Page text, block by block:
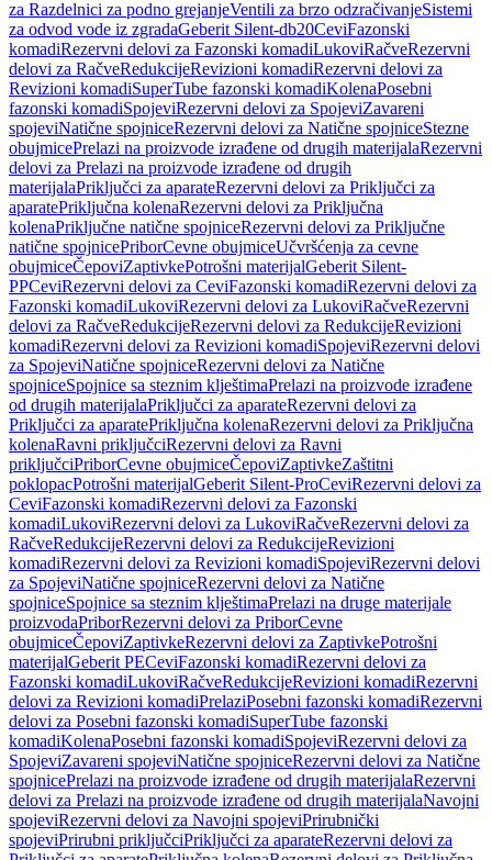
za Razdelnici za podno grejanjeVentili za brzo odzračivanjeSistemi
za odvod vode iz zgradaGeberit Silent-db20CeviFazonski
komadiRezervni delovi za Fazonski komadiLukoviRačveRezervni
delovi za RačveRedukcijeRevizioni komadiRezervni delovi za
Revizioni komadiSuperTube fazonski komadiKolenaPosebni
fazonski komadiSpojeviRezervni delovi za SpojeviZavareni
spojeviNatične spojniceRezervni delovi za Natične spojniceStezne
obujmicePrelazi na proizvode izrađene od drugih materijalaRezervni
delovi za Prelazi na proizvode izrađene od drugih
materijalaPriključci za aparateRezervni delovi za Priključci za
aparatePriključna kolenaRezervni delovi za Priključna
kolenaPriključne natične spojniceRezervni delovi za Priključne
natične spojnicePriborCevne obujmiceUčvršćenja za cevne
obujmiceČepoviZaptivkePotrošni materijalGeberit Silent-
PPCeviRezervni delovi za CeviFazonski komadiRezervni delovi za
Fazonski komadiLukoviRezervni delovi za LukoviRačveRezervni
delovi za RačveRedukcijeRezervni delovi za RedukcijeRevizioni
komadiRezervni delovi za Revizioni komadiSpojeviRezervni delovi
za SpojeviNatične spojniceRezervni delovi za Natične
spojniceSpojnice sa steznim klještimaPrelazi na proizvode izrađene
od drugih materijalaPriključci za aparateRezervni delovi za
Priključci za aparatePriključna kolenaRezervni delovi za Priključna
kolenaRavni priključciRezervni delovi za Ravni
priključciPriborCevne obujmiceČepoviZaptivkeZaštitni
poklopacPotrošni materijalGeberit Silent-ProCeviRezervni delovi za
CeviFazonski komadiRezervni delovi za Fazonski
komadiLukoviRezervni delovi za LukoviRačveRezervni delovi za
RačveRedukcijeRezervni delovi za RedukcijeRevizioni
komadiRezervni delovi za Revizioni komadiSpojeviRezervni delovi
za SpojeviNatične spojniceRezervni delovi za Natične
spojniceSpojnice sa steznim klještimaPrelazi na druge materijale
proizvodaPriborRezervni delovi za PriborCevne
obujmiceČepoviZaptivkeRezervni delovi za ZaptivkePotrošni
materijalGeberit PECeviFazonski komadiRezervni delovi za
Fazonski komadiLukoviRačveRedukcijeRevizioni komadiRezervni
delovi za Revizioni komadiPrelaziPosebni fazonski komadiRezervni
delovi za Posebni fazonski komadiSuperTube fazonski
komadiKolenaPosebni fazonski komadiSpojeviRezervni delovi za
SpojeviZavareni spojeviNatične spojniceRezervni delovi za Natične
spojnicePrelazi na proizvode izrađene od drugih materijalaRezervni
delovi za Prelazi na proizvode izrađene od drugih materijalaNavojni
spojeviRezervni delovi za Navojni spojeviPrirubnički
spojeviPrirubni priključciPriključci za aparateRezervni delovi za